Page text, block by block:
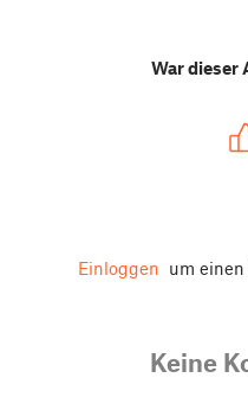
War dieser
Einloggen um
Keine